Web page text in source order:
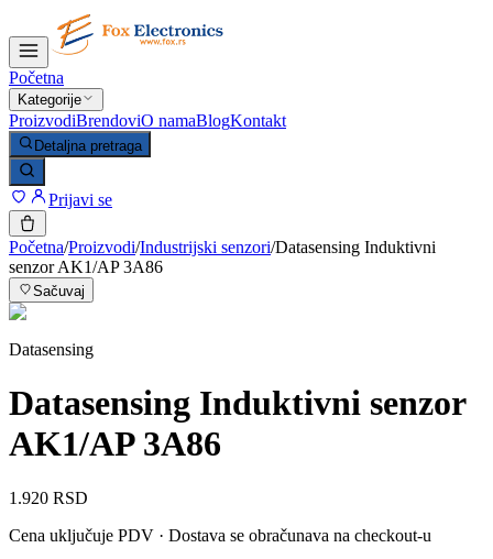
Početna
Kategorije
ProizvodiBrendoviO namaBlogKontakt
Detaljna pretraga
Prijavi se
Početna/Proizvodi/Industrijski senzori/Datasensing Induktivni
senzor AK1/AP 3A86
Sačuvaj
Datasensing
Datasensing Induktivni senzor
AK1/AP 3A86
1.920 RSD
Cena uključuje PDV · Dostava se obračunava na checkout-u